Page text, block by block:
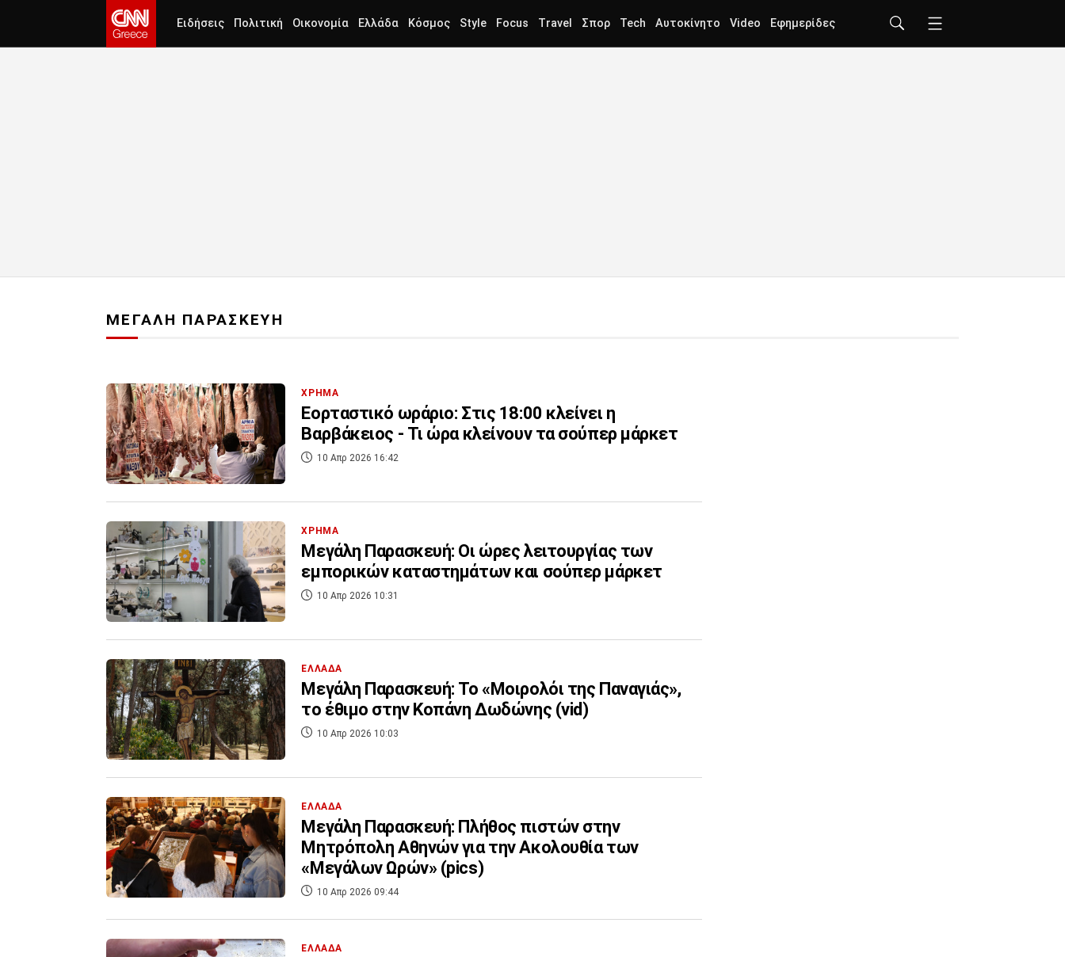
Ειδήσεις Πολιτική Οικονομία Ελλάδα Κόσμος Style Focus Travel Σπορ Tech Αυτοκίνητο Video Εφημερίδες
ΜΕΓΑΛΗ ΠΑΡΑΣΚΕΥΗ
ΧΡΗΜΑ
Εορταστικό ωράριο: Στις 18:00 κλείνει η
Βαρβάκειος - Τι ώρα κλείνουν τα σούπερ μάρκετ
10 Απρ 2026 16:42
ΧΡΗΜΑ
Μεγάλη Παρασκευή: Οι ώρες λειτουργίας των
εμπορικών καταστημάτων και σούπερ μάρκετ
10 Απρ 2026 10:31
ΕΛΛΑΔΑ
Μεγάλη Παρασκευή: Το «Μοιρολόι της Παναγιάς»,
το έθιμο στην Κοπάνη Δωδώνης (vid)
10 Απρ 2026 10:03
ΕΛΛΑΔΑ
Μεγάλη Παρασκευή: Πλήθος πιστών στην
Μητρόπολη Αθηνών για την Ακολουθία των
«Μεγάλων Ωρών» (pics)
10 Απρ 2026 09:44
ΕΛΛΑΔΑ